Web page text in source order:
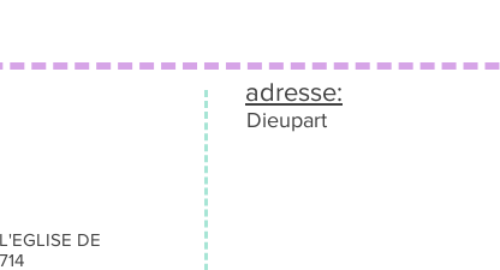
adresse:
Dieupart
DE